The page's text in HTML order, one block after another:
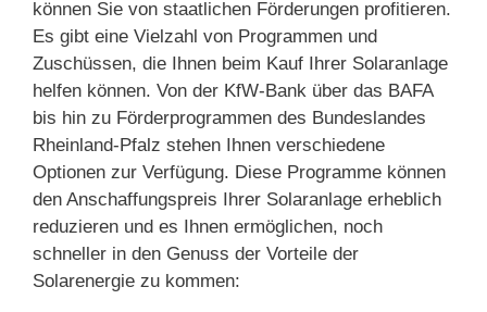
können Sie von staatlichen Förderungen profitieren.
Es gibt eine Vielzahl von Programmen und
Zuschüssen, die Ihnen beim Kauf Ihrer Solaranlage
helfen können. Von der KfW-Bank über das BAFA
bis hin zu Förderprogrammen des Bundeslandes
Rheinland-Pfalz stehen Ihnen verschiedene
Optionen zur Verfügung. Diese Programme können
den Anschaffungspreis Ihrer Solaranlage erheblich
reduzieren und es Ihnen ermöglichen, noch
schneller in den Genuss der Vorteile der
Solarenergie zu kommen: